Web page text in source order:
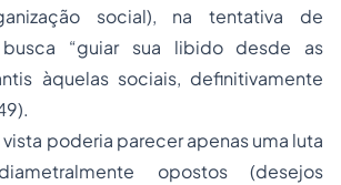
social), na tentativa de
“guiar sua libido desde as
àquelas sociais, definitivamente
poderia parecer apenas uma luta
opostos (desejos